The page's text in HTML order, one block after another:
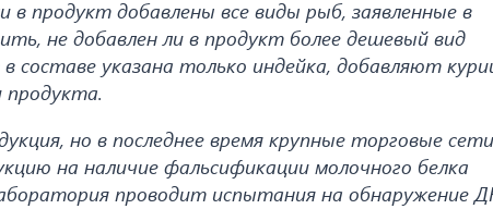
продукт добавлены все виды рыб, заявленные в
не добавлен ли в продукт более дешевый вид
составе указана только индейка, добавляют
продукта.
но в последнее время крупные торговые сети
на наличие фальсификации молочного белка
проводит испытания на обнаружение